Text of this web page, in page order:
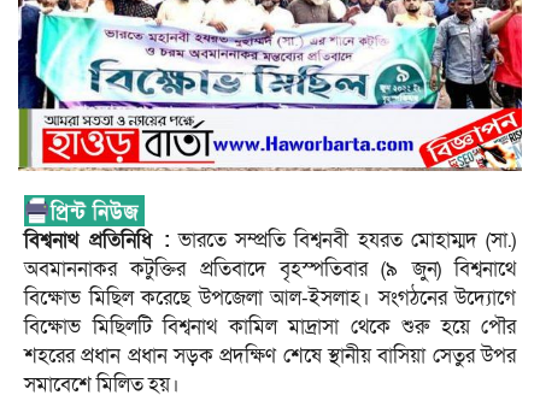
বিশ্বনাথ প্রতিনিধি : ভারতে সম্প্রতি বিশ্বনবী হযরত মোহাম্মদ (সা.)
অবমাননাকর কটুক্তির প্রতিবাদে বৃহস্পতিবার (৯ জুন) বিশ্বনাথে
বিক্ষোভ মিছিল করেছে উপজেলা আল-ইসলাহ। সংগঠনের উদ্যোগে
বিক্ষোভ মিছিলটি বিশ্বনাথ কামিল মাদ্রাসা থেকে শুরু হয়ে পৌর
শহরের প্রধান প্রধান সড়ক প্রদক্ষিণ শেষে স্থানীয় বাসিয়া সেতুর উপর
সমাবেশে মিলিত হয়।